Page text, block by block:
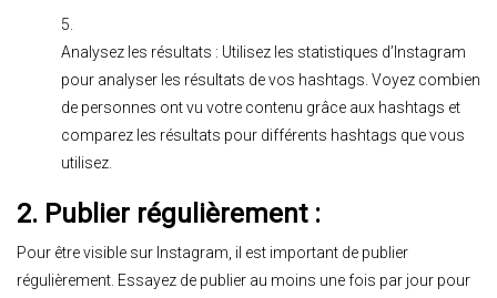
Analysez les résultats : Utilisez les statistiques d’Instagram
pour analyser les résultats de vos hashtags. Voyez combien
de personnes ont vu votre contenu grâce aux hashtags et
comparez les résultats pour différents hashtags que vous
utilisez.
2. Publier régulièrement :
Pour être visible sur Instagram, il est important de publier
régulièrement. Essayez de publier au moins une fois par jour pour